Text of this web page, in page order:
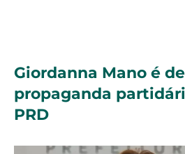
Giordanna Mano é
propaganda
PRD